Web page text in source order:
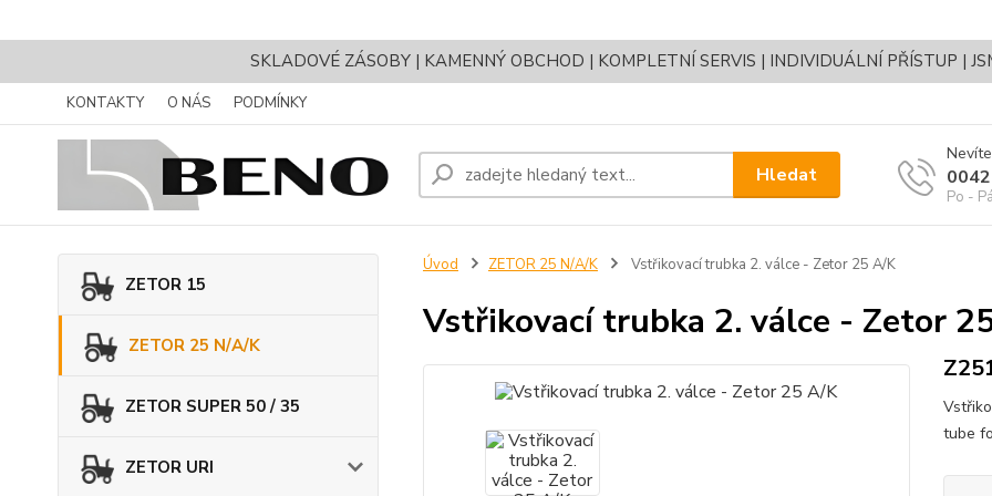
SKLADOVÉ ZÁSOBY | KAMENNÝ OBCHOD | KOMPLETNÍ SERVIS | INDIVIDUÁLNÍ PŘÍSTUP |
KONTAKTY O NÁS PODMÍNKY
Hledat
Po -
ZETOR 15
ZETOR 25 N/A/K
ZETOR SUPER 50 / 35
ZETOR URI
Úvod ZETOR 25 N/A/K Vstřikovací trubka 2. válce - Zetor 25 A/K
Vstřikovací trubka 2. válce - Zetor
tube